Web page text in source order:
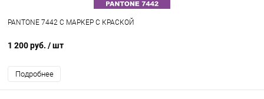
PANTONE 7442 C МАРКЕР С КРАСКОЙ
1 200 руб. / шт
Подробнее